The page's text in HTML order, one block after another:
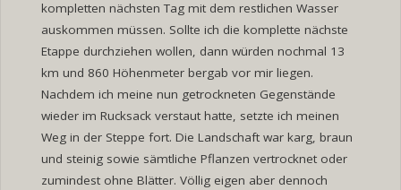
kompletten nächsten Tag mit dem restlichen Wasser
auskommen müssen. Sollte ich die komplette nächste
Etappe durchziehen wollen, dann würden nochmal 13
km und 860 Höhenmeter bergab vor mir liegen.
Nachdem ich meine nun getrockneten Gegenstände
wieder im Rucksack verstaut hatte, setzte ich meinen
Weg in der Steppe fort. Die Landschaft war karg, braun
und steinig sowie sämtliche Pflanzen vertrocknet oder
zumindest ohne Blätter. Völlig eigen aber dennoch